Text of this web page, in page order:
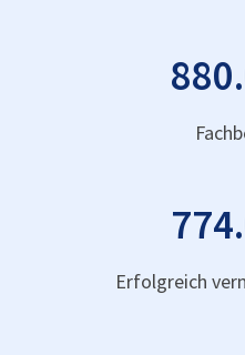
Erfolgreich